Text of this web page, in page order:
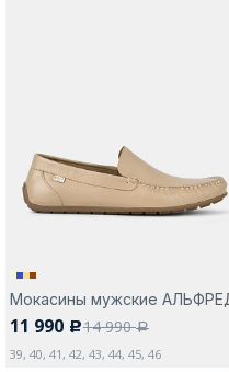
Да, все верно
Мокасины мужские
11 990 c14 990a
39, 40, 41, 42, 43, 44, 45, 46